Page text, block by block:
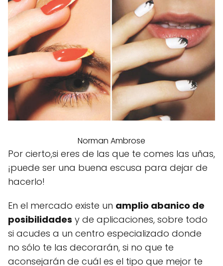
Norman Ambrose
Por cierto,si eres de las que te comes las uñas,
¡puede ser una buena escusa para dejar de
hacerlo!
En el mercado existe un amplio abanico de
posibilidades y de aplicaciones, sobre todo
si acudes a un centro especializado donde
no sólo te las decorarán, si no que te
aconsejarán de cuál es el tipo que mejor te